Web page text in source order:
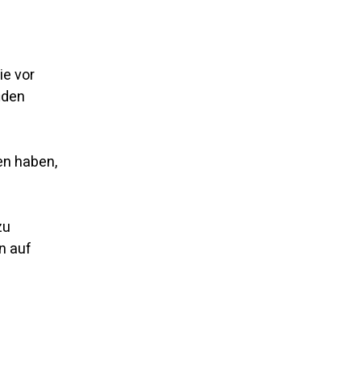
vor
haben,
auf